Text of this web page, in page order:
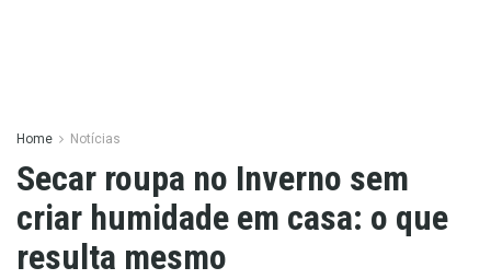
Home Notícias
Secar roupa no Inverno sem
criar humidade em casa: o que
resulta mesmo